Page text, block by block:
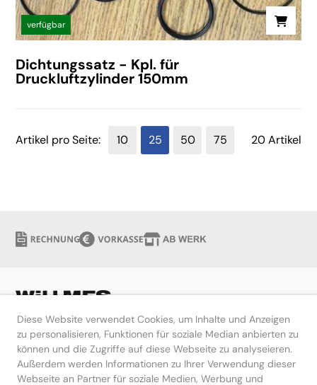
Diese Website verwendet Cookies, um Inhalte und Anzeigen
zu personalisieren, Funktionen für soziale Median anbierten zu
können und die Zugriffe auf diese Webseite zu analyseieren.
Außerdem werden Informationen zu Ihrer Verwendung dieser
Webseite an Partner für soziale Medien, Werbung und
verfügbar
Dichtungssatz - Kpl. für
Druckluftzylinder 150mm
20 Artikel
Artikel pro Seite: 10 25 50 75
Hilfe